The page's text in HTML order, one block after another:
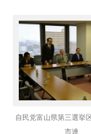
自民党富山県第三選挙
市連